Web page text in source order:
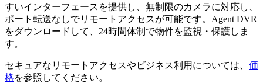
すいインターフェースを提供し、無制限のカメラに対応し、
ポート転送なしでリモートアクセスが可能です。Agent DVR
をダウンロードして、24時間体制で物件を監視・保護しま
す。
セキュアなリモートアクセスやビジネス利用については、 価
格を参照してください。